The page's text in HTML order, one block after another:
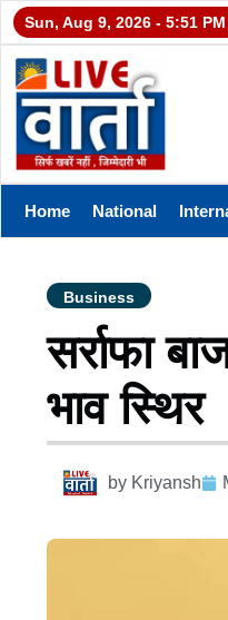
Sun, Aug 9, 2026 - 5:51
Home National
Business
सर्राफा
भाव स्थिर
by Kriyansh